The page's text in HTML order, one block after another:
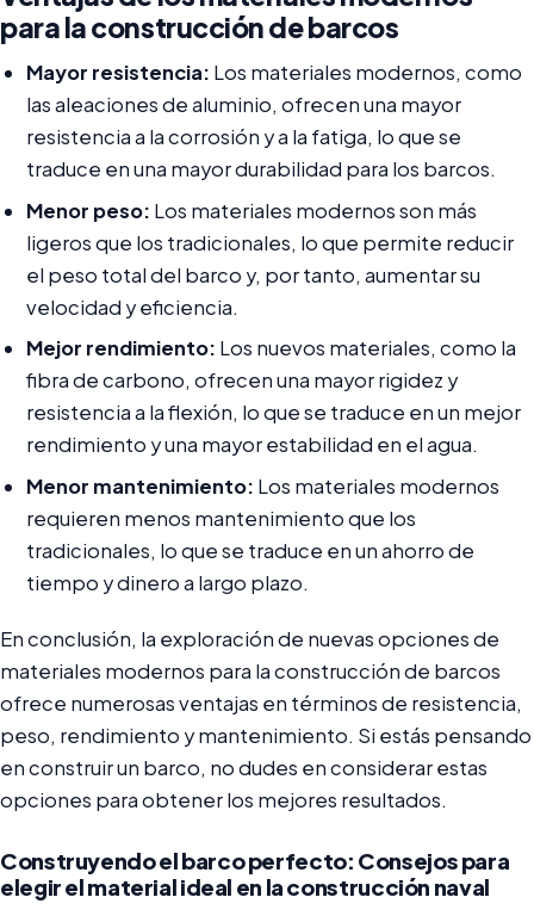
para la construcción de barcos
Mayor resistencia: Los materiales modernos, como
las aleaciones de aluminio, ofrecen una mayor
resistencia a la corrosión y a la fatiga, lo que se
traduce en una mayor durabilidad para los barcos.
Menor peso: Los materiales modernos son más
ligeros que los tradicionales, lo que permite reducir
el peso total del barco y, por tanto, aumentar su
velocidad y eficiencia.
Mejor rendimiento: Los nuevos materiales, como la
fibra de carbono, ofrecen una mayor rigidez y
resistencia a la flexión, lo que se traduce en un mejor
rendimiento y una mayor estabilidad en el agua.
Menor mantenimiento: Los materiales modernos
requieren menos mantenimiento que los
tradicionales, lo que se traduce en un ahorro de
tiempo y dinero a largo plazo.
En conclusión, la exploración de nuevas opciones de
materiales modernos para la construcción de barcos
ofrece numerosas ventajas en términos de resistencia,
peso, rendimiento y mantenimiento. Si estás pensando
en construir un barco, no dudes en considerar estas
opciones para obtener los mejores resultados.
Construyendo el barco perfecto: Consejos para
elegir el material ideal en la construcción naval